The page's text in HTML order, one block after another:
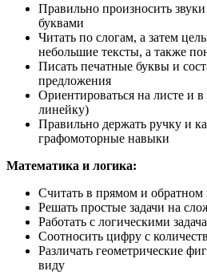
Правильно произносить
буквами
Читать по слогам, а затем
небольшие тексты, а также
Писать печатные буквы и
предложения
Ориентироваться на листе и в
линейку)
Правильно держать ручку и
графомоторные навыки
Математика и логика:
Считать в прямом и обратном
Решать простые задачи на
Работать с логическими
Соотносить цифру с
Различать геометрические
виду